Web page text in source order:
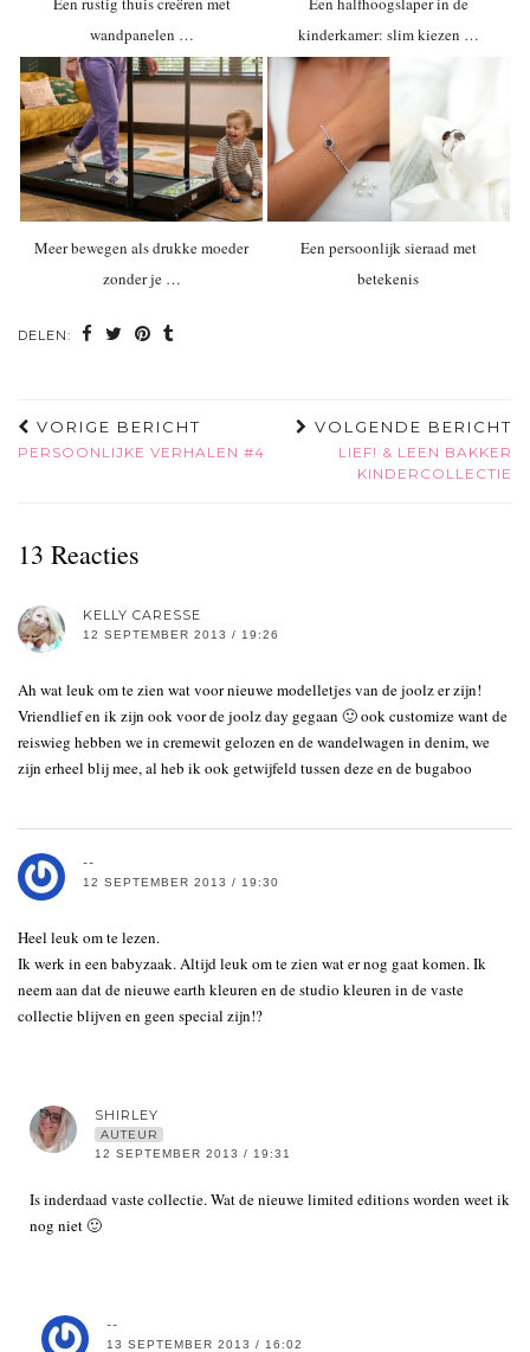
wandpanelen …
kinderkamer: slim kiezen …
Meer bewegen als drukke moeder
zonder je …
Een persoonlijk sieraad met
betekenis
DELEN:
VORIGE BERICHT
PERSOONLIJKE VERHALEN #4
VOLGENDE BERICHT
LIEF! & LEEN BAKKER
KINDERCOLLECTIE
13 Reacties
KELLY CARESSE
12 SEPTEMBER 2013 / 19:26
Ah wat leuk om te zien wat voor nieuwe modelletjes van de joolz er zijn!
Vriendlief en ik zijn ook voor de joolz day gegaan 🙂 ook customize want de
reiswieg hebben we in cremewit gelozen en de wandelwagen in denim, we
zijn erheel blij mee, al heb ik ook getwijfeld tussen deze en de bugaboo
--
12 SEPTEMBER 2013 / 19:30
Heel leuk om te lezen.
Ik werk in een babyzaak. Altijd leuk om te zien wat er nog gaat komen. Ik
neem aan dat de nieuwe earth kleuren en de studio kleuren in de vaste
collectie blijven en geen special zijn!?
SHIRLEY
AUTEUR
12 SEPTEMBER 2013 / 19:31
Is inderdaad vaste collectie. Wat de nieuwe limited editions worden weet ik
nog niet 🙂
--
13 SEPTEMBER 2013 / 16:02